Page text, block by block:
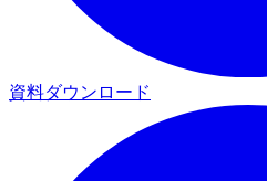
資料ダウンロード